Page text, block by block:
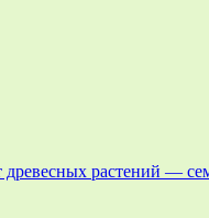
древесных растений —